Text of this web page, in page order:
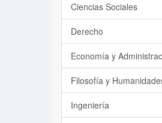
Ciencias Sociales
Derecho
Economía y
Filosofía y
Ingeniería